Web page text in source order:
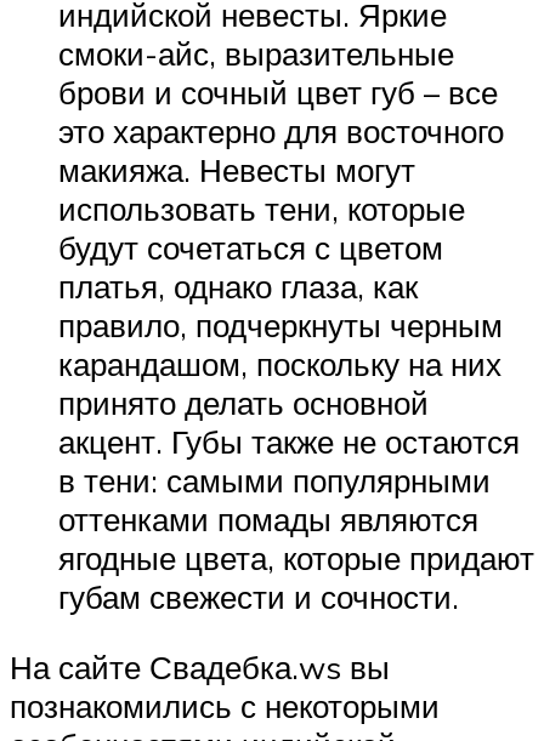
индийской невесты. Яркие
смоки-айс, выразительные
брови и сочный цвет губ – все
это характерно для восточного
макияжа. Невесты могут
использовать тени, которые
будут сочетаться с цветом
платья, однако глаза, как
правило, подчеркнуты черным
карандашом, поскольку на них
принято делать основной
акцент. Губы также не остаются
в тени: самыми популярными
оттенками помады являются
ягодные цвета, которые придают
губам свежести и сочности.
На сайте Свадебка.ws вы
познакомились с некоторыми